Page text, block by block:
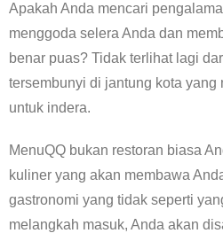
Apakah Anda mencari
menggoda selera Anda dan
benar puas? Tidak terlihat lagi
tersembunyi di jantung kota
untuk indera.
MenuQQ bukan restoran biasa
kuliner yang akan membawa
gastronomi yang tidak seperti
melangkah masuk, Anda akan